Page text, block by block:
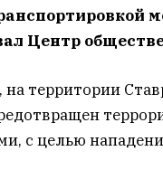
Центр
территории
с целью